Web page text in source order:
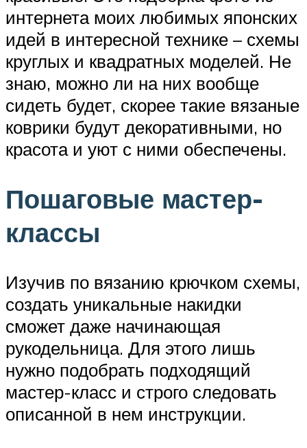
интернета моих любимых японских
идей в интересной технике – схемы
круглых и квадратных моделей. Не
знаю, можно ли на них вообще
сидеть будет, скорее такие вязаные
коврики будут декоративными, но
красота и уют с ними обеспечены.
Пошаговые мастер-
классы
Изучив по вязанию крючком схемы,
создать уникальные накидки
сможет даже начинающая
рукодельница. Для этого лишь
нужно подобрать подходящий
мастер-класс и строго следовать
описанной в нем инструкции.